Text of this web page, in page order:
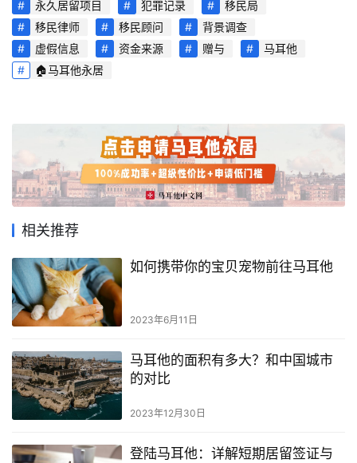
活
指
南
民
学
育
址
导
航
永久居留项目 犯罪记录
移民局
移民律师
移民顾问
背景调查
虚假信息
资金来源 赠与
马耳他
🏠马耳他永居
相关推荐
如何携带你的宝贝宠物前往马耳他
2023年6月11日
马耳他的面积有多大？和中国城市
的对比
2023年12月30日
登陆马耳他：详解短期居留签证与